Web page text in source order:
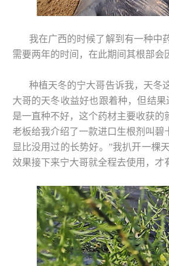
我在广西的时候了解到有一种中
需要两年的时间，在此期间其根部会
种植天冬的宁大哥告诉我，天冬
大哥的天冬收益好也跟着种，但结
是一直种不好，这个药材主要收获
老板给我介绍了一款进口生根剂叫
显比没用过的长势好。”我扒开一棵
效果接下来宁大哥就全程去使用，才